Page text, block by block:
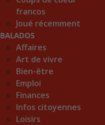
francos
Joué récemment
BALADOS
Affaires
Art de vivre
Bien-être
Emploi
Finances
Infos citoyennes
Loisirs